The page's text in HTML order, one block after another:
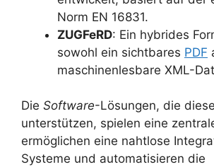
Norm EN 16831.
ZUGFeRD: Ein hybrides
sowohl ein sichtbares PDF
maschinenlesbare XML-
Die Software-Lösungen, die
unterstützen, spielen eine
ermöglichen eine nahtlose
Systeme und automatisieren die